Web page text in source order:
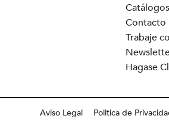
Contacto
Trabaje
Hagase
Aviso Legal Politica de